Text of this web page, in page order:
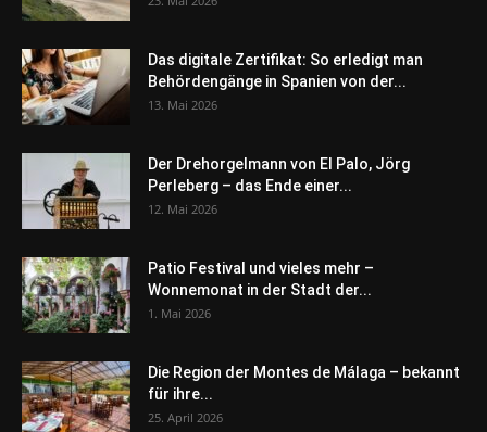
Das digitale Zertifikat: So erledigt man
Behördengänge in Spanien von der...
13. Mai 2026
Der Drehorgelmann von El Palo, Jörg
Perleberg – das Ende einer...
12. Mai 2026
Patio Festival und vieles mehr –
Wonnemonat in der Stadt der...
1. Mai 2026
Die Region der Montes de Málaga – bekannt
für ihre...
25. April 2026